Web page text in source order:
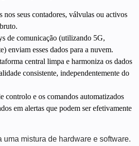
nos seus contadores, válvulas ou activos
de comunicação (utilizando 5G,
enviam esses dados para a nuvem.
central limpa e harmoniza os dados
consistente, independentemente do
controlo e os comandos automatizados
em alertas que podem ser efetivamente
uma mistura de hardware e software.